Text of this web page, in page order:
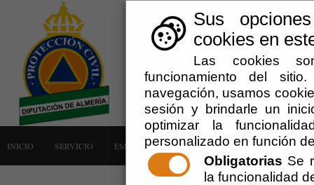
Sus
cookies en
Las cookies
funcionamiento del
navegación, usamos
sesión y brindarle un
optimizar la
personalizado en función
Obligatorias Se
la funcionalidad
INICIO SERVICIO EMERGENCIAS LA AGRUPACIÓN AVISOS